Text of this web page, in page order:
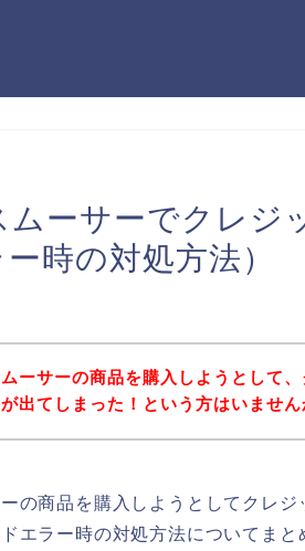
ーサーでクレジ
時の対処方法）
ーサーの商品を購入しようとして、
出てしまった！という方はいません
の商品を購入しようとしてクレジ
エラー時の対処方法についてまと